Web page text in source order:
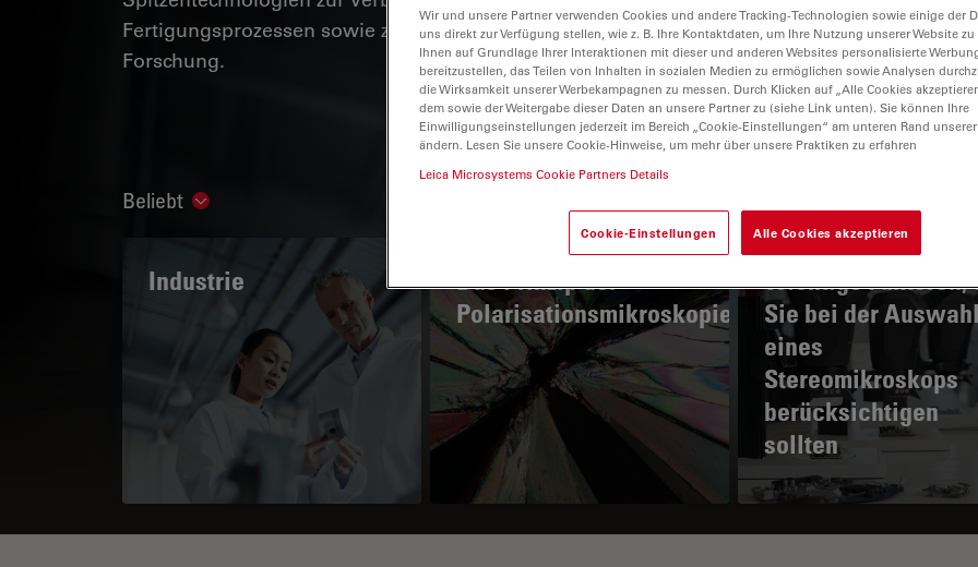
Fertigungsprozessen sowie zur präzisen pathologischen Diagnose und
Forschung.
Beliebt Show subnavigation
Industrie
Das Prinzip der
Polarisationsmikroskopie
Wichtige Faktoren,
Sie bei der
eines
Stereomikroskops
berücksichtigen
sollten
Wir und unsere Partner verwenden Cookies und andere Tracking-Technologien sowie einige der
uns direkt zur Verfügung stellen, wie z. B. Ihre Kontaktdaten, um Ihre Nutzung unserer Website
Ihnen auf Grundlage Ihrer Interaktionen mit dieser und anderen Websites personalisierte
bereitzustellen, das Teilen von Inhalten in sozialen Medien zu ermöglichen sowie Analysen
die Wirksamkeit unserer Werbekampagnen zu messen. Durch Klicken auf „Alle Cookies
dem sowie der Weitergabe dieser Daten an unsere Partner zu (siehe Link unten). Sie können Ihre
Einwilligungseinstellungen jederzeit im Bereich „Cookie-Einstellungen“ am unteren Rand
ändern. Lesen Sie unsere Cookie-Hinweise, um mehr über unsere Praktiken zu erfahren
Leica Microsystems Cookie Partners Details
Cookie-Einstellungen Alle Cookies akzeptieren